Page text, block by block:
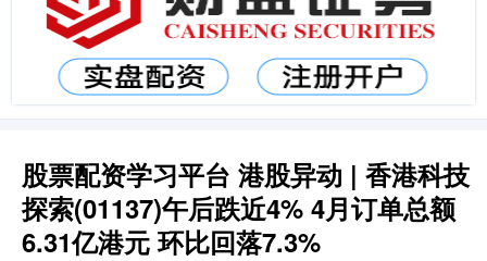
股票配资学习平台 港股异动 | 香港科技
探索(01137)午后跌近4% 4月订单总额
6.31亿港元 环比回落7.3%